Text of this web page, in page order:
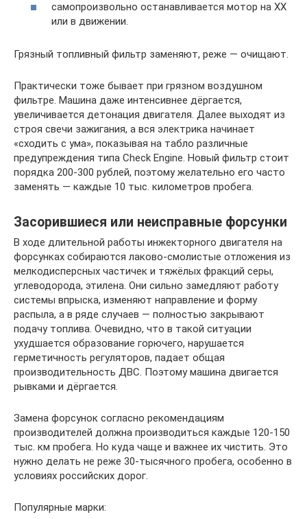
самопроизвольно останавливается мотор на ХХ
или в движении.
Грязный топливный фильтр заменяют, реже — очищают.
Практически тоже бывает при грязном воздушном
фильтре. Машина даже интенсивнее дёргается,
увеличивается детонация двигателя. Далее выходят из
строя свечи зажигания, а вся электрика начинает
«сходить с ума», показывая на табло различные
предупреждения типа Check Engine. Новый фильтр стоит
порядка 200-300 рублей, поэтому желательно его часто
заменять — каждые 10 тыс. километров пробега.
Засорившиеся или неисправные форсунки
В ходе длительной работы инжекторного двигателя на
форсунках собираются лаково-смолистые отложения из
мелкодисперсных частичек и тяжёлых фракций серы,
углеводорода, этилена. Они сильно замедляют работу
системы впрыска, изменяют направление и форму
распыла, а в ряде случаев — полностью закрывают
подачу топлива. Очевидно, что в такой ситуации
ухудшается образование горючего, нарушается
герметичность регуляторов, падает общая
производительность ДВС. Поэтому машина двигается
рывками и дёргается.
Замена форсунок согласно рекомендациям
производителей должна производиться каждые 120-150
тыс. км пробега. Но куда чаще и важнее их чистить. Это
нужно делать не реже 30-тысячного пробега, особенно в
условиях российских дорог.
Популярные марки: